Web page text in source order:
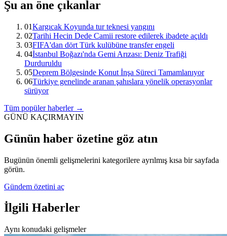
Şu an öne çıkanlar
01Kargıcak Koyunda tur teknesi yangını
02Tarihi Hecin Dede Camii restore edilerek ibadete açıldı
03FIFA'dan dört Türk kulübüne transfer engeli
04İstanbul Boğazı'nda Gemi Arızası: Deniz Trafiği
Durduruldu
05Deprem Bölgesinde Konut İnşa Süreci Tamamlanıyor
06Türkiye genelinde aranan şahıslara yönelik operasyonlar
sürüyor
Tüm popüler haberler →
GÜNÜ KAÇIRMAYIN
Günün haber özetine göz atın
Bugünün önemli gelişmelerini kategorilere ayrılmış kısa bir sayfada
görün.
Gündem özetini aç
İlgili Haberler
Aynı konudaki gelişmeler